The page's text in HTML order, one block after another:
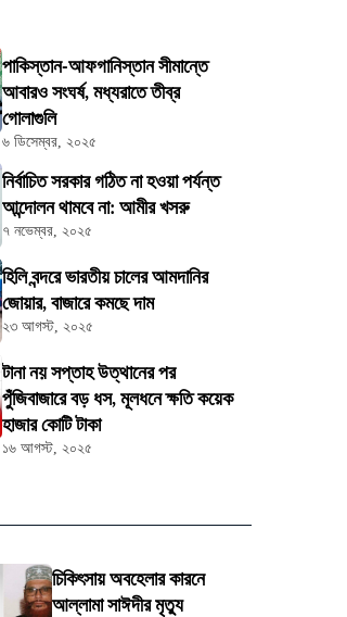
পাকিস্তান-আফগানিস্তান সীমান্তে
আবারও সংঘর্ষ, মধ্যরাতে তীব্র
গোলাগুলি
৬ ডিসেম্বর, ২০২৫
নির্বাচিত সরকার গঠিত না হওয়া পর্যন্ত
আন্দোলন থামবে না: আমীর খসরু
৭ নভেম্বর, ২০২৫
হিলি বন্দরে ভারতীয় চালের আমদানির
জোয়ার, বাজারে কমছে দাম
২৩ আগস্ট, ২০২৫
টানা নয় সপ্তাহ উত্থানের পর
পুঁজিবাজারে বড় ধস, মূলধনে ক্ষতি কয়েক
হাজার কোটি টাকা
১৬ আগস্ট, ২০২৫
চিকিৎসায় অবহেলার কারনে
আল্লামা সাঈদীর মৃত্যু